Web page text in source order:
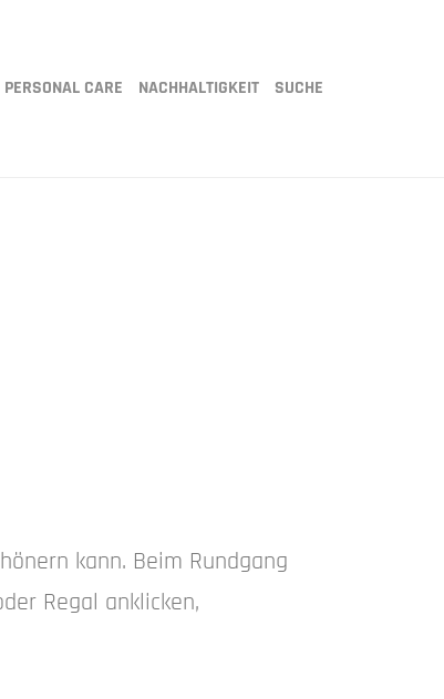
PERSONAL CARE NACHHALTIGKEIT SUCHE
kann. Beim Rundgang
Regal anklicken,